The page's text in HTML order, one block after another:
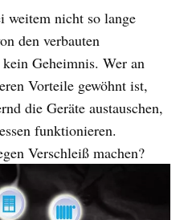
weitem nicht so lange
den verbauten
Geheimnis. Wer an
Vorteile gewöhnt ist,
die Geräte austauschen,
funktionieren.
Verschleiß machen?